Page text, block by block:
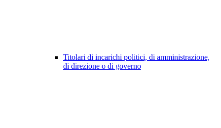
Titolari di incarichi politici, di amministrazione,
di direzione o di governo